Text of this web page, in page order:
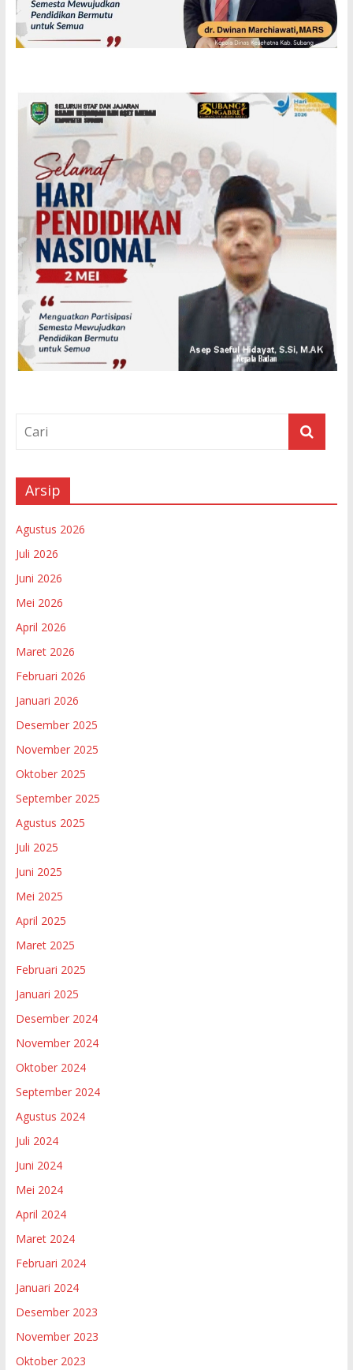
Arsip
Agustus 2026
Juli 2026
Juni 2026
Mei 2026
April 2026
Maret 2026
Februari 2026
Januari 2026
Desember 2025
November 2025
Oktober 2025
September 2025
Agustus 2025
Juli 2025
Juni 2025
Mei 2025
April 2025
Maret 2025
Februari 2025
Januari 2025
Desember 2024
November 2024
Oktober 2024
September 2024
Agustus 2024
Juli 2024
Juni 2024
Mei 2024
April 2024
Maret 2024
Februari 2024
Januari 2024
Desember 2023
November 2023
Oktober 2023